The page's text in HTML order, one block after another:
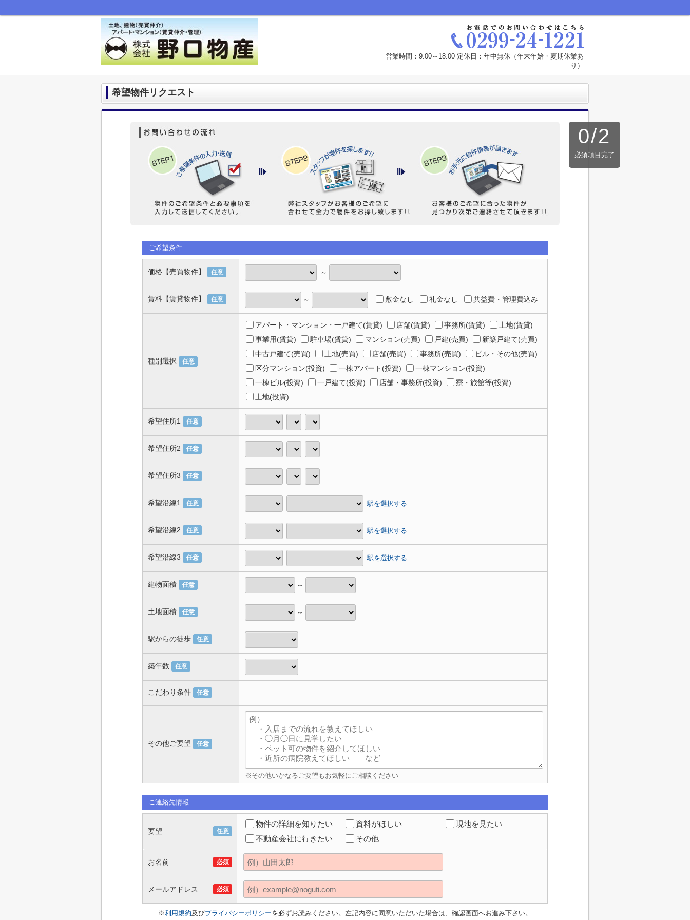
営業時間：9:00～18:00 定休日：年中無休（年末年始・夏期休業あ
り）
希望物件リクエスト
0/2
必須項目完了
ご希望条件
価格【売買物件】 任意 ～
賃料【賃貸物件】 任意 ～ 敷金なし 礼金なし 共益費・管理費込み
種別選択 任意
アパート・マンション・一戸建て(賃貸) 店舗(賃貸) 事務所(賃貸)
土地(賃貸)
事業用(賃貸)
駐車場(賃貸) マンション(売買) 戸建(売買)
新築戸建て(売買)
中古戸建て(売買)
土地(売買) 店舗(売買) 事務所(売買)
ビル・その他(売買)
区分マンション(投資)
一棟アパート(投資)
一棟マンション(投資)
一棟ビル(投資)
一戸建て(投資) 店舗・事務所(投資)
寮・旅館等(投資)
土地(投資)
希望住所1 任意
希望住所2 任意
希望住所3 任意
希望沿線1 任意 駅を選択する
希望沿線2 任意 駅を選択する
希望沿線3 任意 駅を選択する
建物面積 任意 ～
土地面積 任意 ～
駅からの徒歩 任意
築年数 任意
こだわり条件 任意
その他ご要望 任意
※その他いかなるご要望もお気軽にご相談ください
ご連絡先情報
要望 任意
物件の詳細を知りたい 資料がほしい
現地を見たい
不動産会社に行きたい
その他
お名前 必須
メールアドレス 必須
※利用規約及びプライバシーポリシーを必ずお読みください。左記内容に同意いただいた場合は、確認画面へお進み下さい。